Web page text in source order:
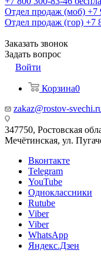
Отдел продаж (моб) +7
Отдел продаж (гор) +7
Заказать звонок
Задать вопрос
Войти
Корзина0
zakaz@rostov-
347750, Ростовская
Мечётинская, ул.
Вконтакте
Telegram
YouTube
Одноклассники
Rutube
Viber
Viber
WhatsApp
Яндекс.Дзен